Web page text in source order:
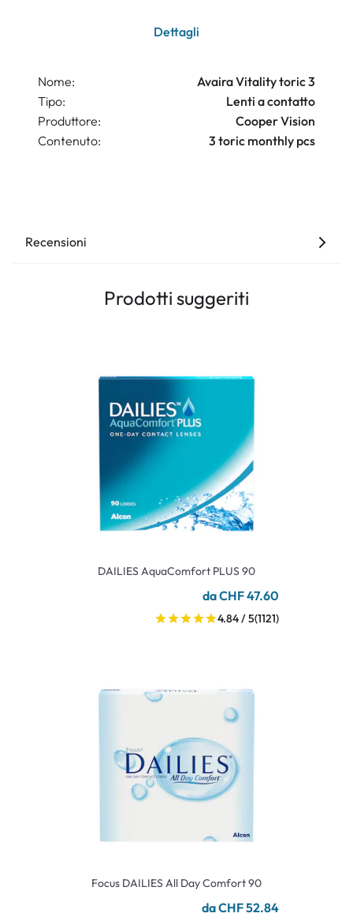
Dettagli
Nome:
Avaira Vitality toric 3
Tipo:
Lenti a contatto
Produttore:
Cooper Vision
Contenuto:
3 toric monthly pcs
Recensioni
Prodotti suggeriti
DAILIES AquaComfort PLUS 90
da CHF 47.60
4.84 / 5(1121)
Focus DAILIES All Day Comfort 90
da CHF 52.84